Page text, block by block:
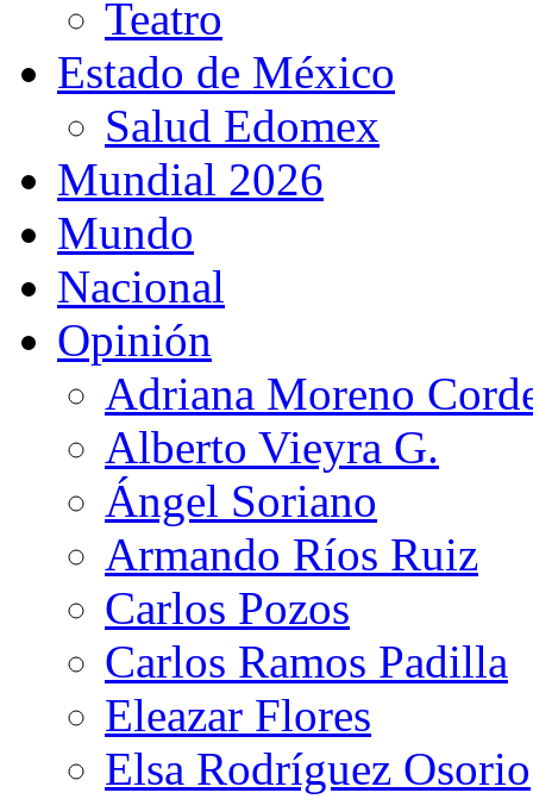
Teatro
Estado de México
Salud Edomex
Mundial 2026
Mundo
Nacional
Opinión
Adriana Moreno
Alberto Vieyra G.
Ángel Soriano
Armando Ríos Ruiz
Carlos Pozos
Carlos Ramos Padilla
Eleazar Flores
Elsa Rodríguez Osorio